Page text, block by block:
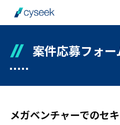
案件応募フォー
メガベンチャーでのセ